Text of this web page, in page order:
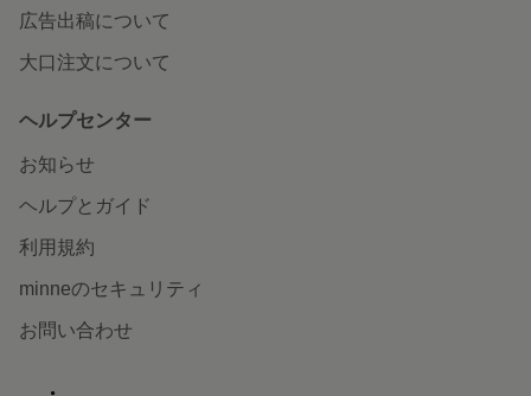
広告出稿について
大口注文について
ヘルプセンター
お知らせ
ヘルプとガイド
利用規約
minneのセキュリティ
お問い合わせ